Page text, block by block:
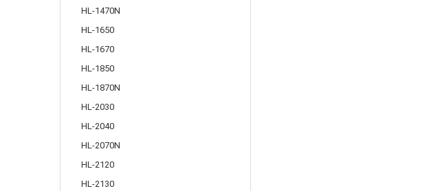
HL-1470N
HL-1650
HL-1670
HL-1850
HL-1870N
HL-2030
HL-2040
HL-2070N
HL-2120
HL-2130